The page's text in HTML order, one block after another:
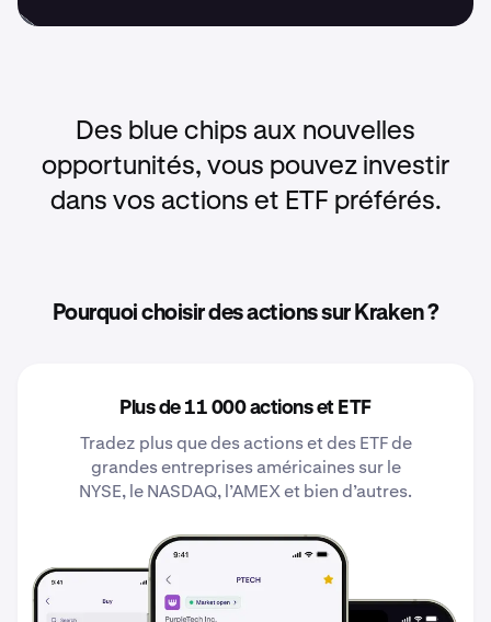
Des blue chips aux nouvelles
opportunités, vous pouvez investir
dans vos actions et ETF préférés.
Pourquoi choisir des actions sur Kraken ?
Plus de 11 000 actions et ETF
Tradez plus que des actions et des ETF de
grandes entreprises américaines sur le
NYSE, le NASDAQ, l’AMEX et bien d’autres.